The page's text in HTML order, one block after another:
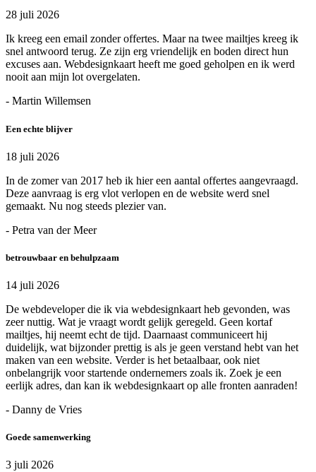
28 juli 2026
Ik kreeg een email zonder offertes. Maar na twee mailtjes kreeg ik
snel antwoord terug. Ze zijn erg vriendelijk en boden direct hun
excuses aan. Webdesignkaart heeft me goed geholpen en ik werd
nooit aan mijn lot overgelaten.
- Martin Willemsen
Een echte blijver
18 juli 2026
In de zomer van 2017 heb ik hier een aantal offertes aangevraagd.
Deze aanvraag is erg vlot verlopen en de website werd snel
gemaakt. Nu nog steeds plezier van.
- Petra van der Meer
betrouwbaar en behulpzaam
14 juli 2026
De webdeveloper die ik via webdesignkaart heb gevonden, was
zeer nuttig. Wat je vraagt wordt gelijk geregeld. Geen kortaf
mailtjes, hij neemt echt de tijd. Daarnaast communiceert hij
duidelijk, wat bijzonder prettig is als je geen verstand hebt van het
maken van een website. Verder is het betaalbaar, ook niet
onbelangrijk voor startende ondernemers zoals ik. Zoek je een
eerlijk adres, dan kan ik webdesignkaart op alle fronten aanraden!
- Danny de Vries
Goede samenwerking
3 juli 2026